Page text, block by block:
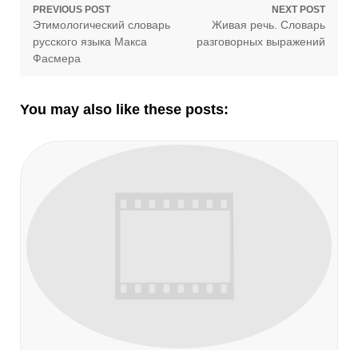
Навигация
по
записям
PREVIOUS POST
Previous
post:
Этимологический словарь
русского языка Макса
Фасмера
NEXT POST
Next
post:
Живая речь. Словарь
разговорных выражений
You may also like these posts: